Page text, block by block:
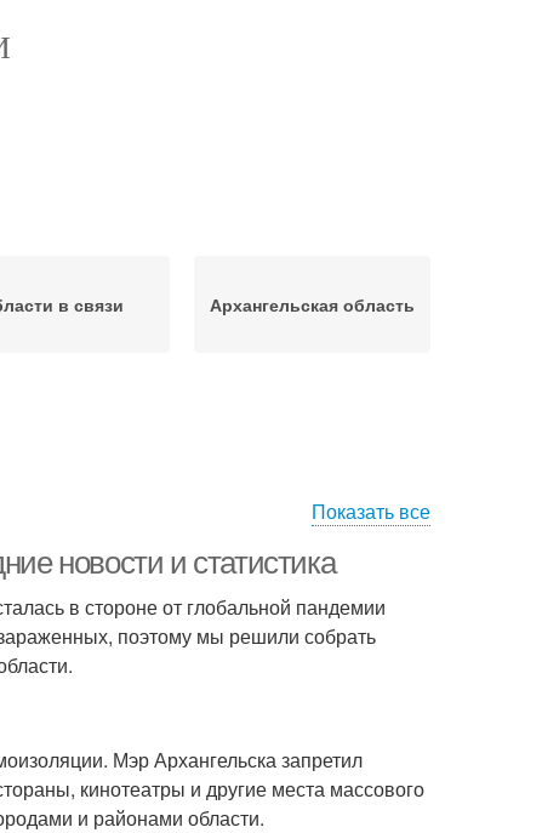
в связи Архангельская область
Показать все
новости и статистика
в стороне от глобальной пандемии
поэтому мы решили собрать
Мэр Архангельска запретил
кинотеатры и другие места массового
и районами области.